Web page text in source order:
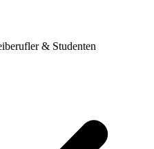
& Studenten